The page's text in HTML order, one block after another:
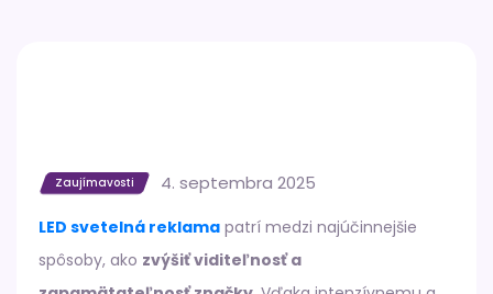
Zaujímavosti 4. septembra 2025
LED svetelná reklama patrí medzi najúčinnejšie
spôsoby, ako zvýšiť viditeľnosť a